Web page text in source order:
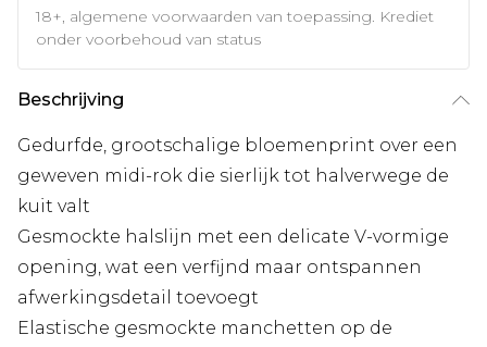
18+, algemene voorwaarden van toepassing. Krediet
onder voorbehoud van status
Beschrijving
Gedurfde, grootschalige bloemenprint over een
geweven midi-rok die sierlijk tot halverwege de
kuit valt
Gesmockte halslijn met een delicate V-vormige
opening, wat een verfijnd maar ontspannen
afwerkingsdetail toevoegt
Elastische gesmockte manchetten op de